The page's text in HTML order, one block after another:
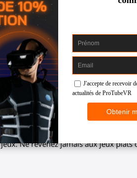
Quest 3S,
(réelle et
Ne revenez jamais aux jeux